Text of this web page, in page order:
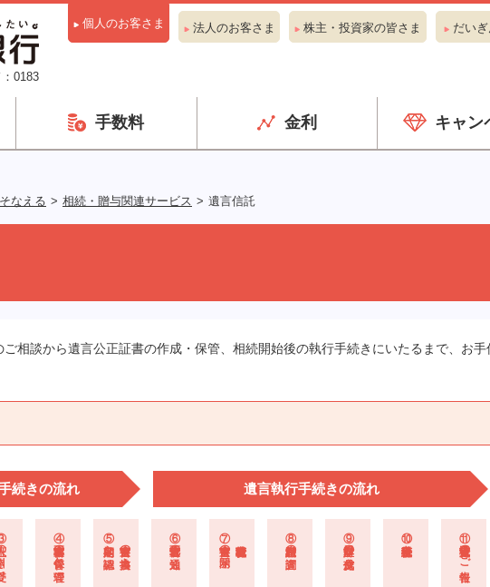
0183
個人のお客さま 法人のお客さま 株主・投資家の皆さま だい
手数料 金利 キャン
そなえる 相続・贈与関連サービス 遺言信託
相談から遺言公正証書の作成・保管、相続開始後の執行手続きにいたるまで、お手
続きの流れ 遺言執行手続きの流れ
受け ④ 遺言書正本の保管と管理 ⑤ 定期的な確認 遺言書の書換え ⑥ 遺言者死亡の通知 ⑦ 遺言書の開示 ⑧ 相続財産の調査 ⑨ 財産目録の作成・交付 ⑩ 遺言執行手続き ⑪ 遺言執行完了のご報告